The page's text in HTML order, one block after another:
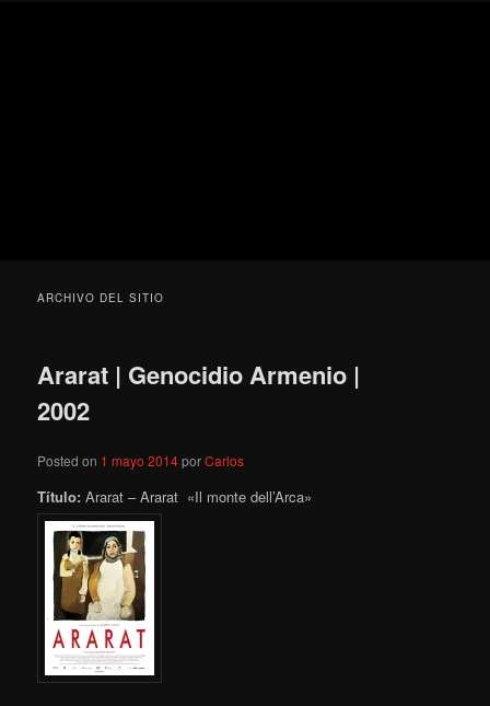
ARCHIVO DEL SITIO
Ararat | Genocidio Armenio |
2002
Posted on 1 mayo 2014porCarlos
Título:Ararat – Ararat «Il monte dell’Arca»